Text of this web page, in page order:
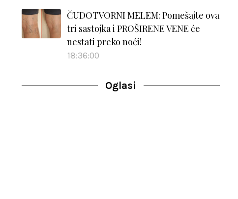
ČUDOTVORNI MELEM: Pomešajte ova
tri sastojka i PROŠIRENE VENE će
nestati preko noći!
18:36:00
Oglasi